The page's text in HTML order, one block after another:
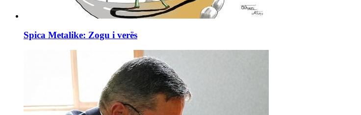
Spica Metalike: Zogu i verës